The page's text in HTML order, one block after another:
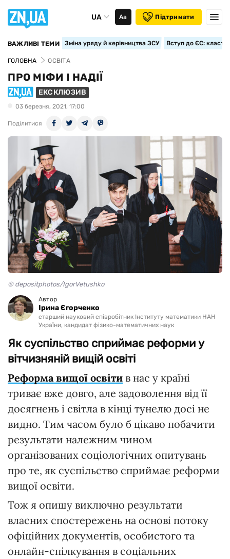
UA Аа Підтримати
ВАЖЛИВІ ТЕМИ Зміна уряду й керівництва ЗСУ Вступ до ЄС:
ГОЛОВНА ОСВІТА
ПРО МІФИ І НАДІЇ
ЕКСКЛЮЗИВ
03 березня, 2021, 17:00
Поділитися
© depositphotos/IgorVetushko
Автор
Ірина Єгорченко
старший науковий співробітник Інституту математики НАН
України, кандидат фізико-математичних наук
Як суспільство сприймає реформи у
вітчизняній вищій освіті
Реформа вищої освіти в нас у країні
триває вже довго, але задоволення від її
досягнень і світла в кінці тунелю досі не
видно. Тим часом було б цікаво побачити
результати належним чином
організованих соціологічних опитувань
про те, як суспільство сприймає реформи
вищої освіти.
Тож я опишу виключно результати
власних спостережень на основі потоку
офіційних документів, особистого та
онлайн-спілкування в соціальних